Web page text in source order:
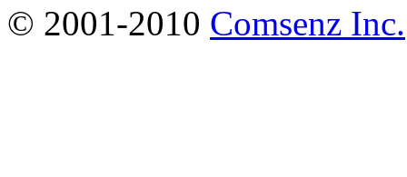
© 2001-2010 Comsenz Inc.